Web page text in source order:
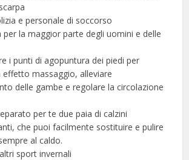
e personale di soccorso
per la maggior parte degli uomini e delle
i punti di agopuntura dei piedi per
massaggio, alleviare
delle gambe e regolare la circolazione
per te due paia di calzini
che puoi facilmente sostituire e pulire
al caldo.
sport invernali